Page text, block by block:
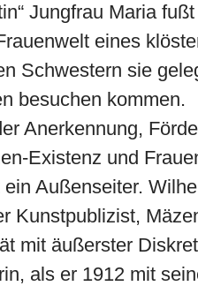
Jungfrau Maria
eines
Schwestern sie
besuchen kommen.
Anerkennung,
Existenz und
Außenseiter.
Kunstpublizist,
mit äußerster
als er 1912 mit